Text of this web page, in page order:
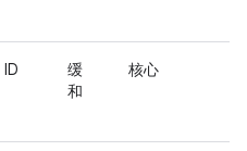
ID
缓
和
核心